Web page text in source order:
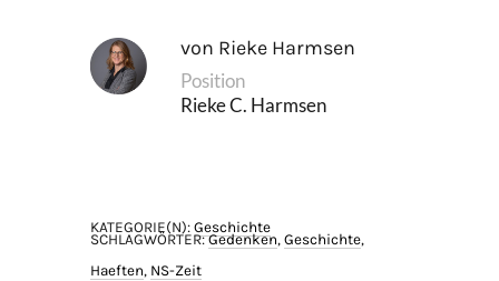
von Rieke Harmsen
Position
Rieke C. Harmsen
KATEGORIE(N): Geschichte
SCHLAGWÖRTER:Gedenken, Geschichte,
Haeften, NS-Zeit